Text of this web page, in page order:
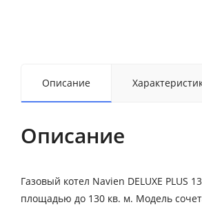
Описание
Описание
Газовый котел Navien DELUXE
площадью до 130 кв. м. Модель